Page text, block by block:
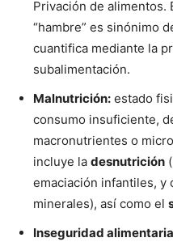
Privación de alimentos.
“hambre” es sinónimo
cuantifica mediante la
subalimentación.
Malnutrición: estado
consumo insuficiente,
macronutrientes o
incluye la desnutrición
emaciación infantiles, y
minerales), así como el
Inseguridad